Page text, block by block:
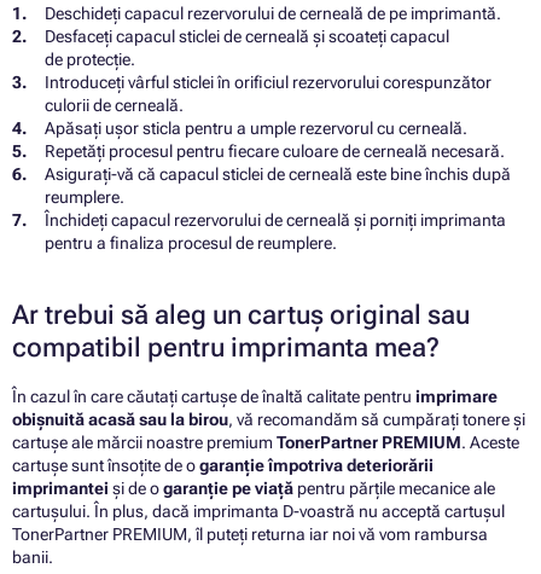
Deschideți capacul rezervorului de cerneală de pe imprimantă.
Desfaceți capacul sticlei de cerneală și scoateți capacul
de protecție.
Introduceți vârful sticlei în orificiul rezervorului corespunzător
culorii de cerneală.
Apăsați ușor sticla pentru a umple rezervorul cu cerneală.
Repetăți procesul pentru fiecare culoare de cerneală necesară.
Asigurați-vă că capacul sticlei de cerneală este bine închis după
reumplere.
Închideți capacul rezervorului de cerneală și porniți imprimanta
pentru a finaliza procesul de reumplere.
Ar trebui să aleg un cartuș original sau
compatibil pentru imprimanta mea?
În cazul în care căutați cartușe de înaltă calitate pentru imprimare
obișnuită acasă sau la birou, vă recomandăm să cumpărați tonere și
cartușe ale mărcii noastre premiumTonerPartner PREMIUM. Aceste
cartușe sunt însoțite de ogaranție împotriva deteriorării
imprimantei și de ogaranție pe viață pentru părțile mecanice ale
cartușului. În plus, dacă imprimanta D-voastră nu acceptă cartușul
TonerPartner PREMIUM, îl puteți returna iar noi vă vom rambursa
banii.